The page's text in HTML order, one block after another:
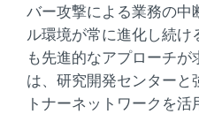
バー攻撃による業務の中
ル環境が常に進化し続
も先進的なアプローチが
は、研究開発センター
トナーネットワークを